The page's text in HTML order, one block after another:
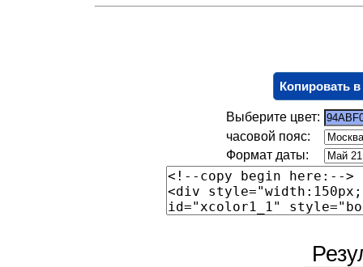
Копировать
Выберите цвет:
часовой пояс:
Формат даты: